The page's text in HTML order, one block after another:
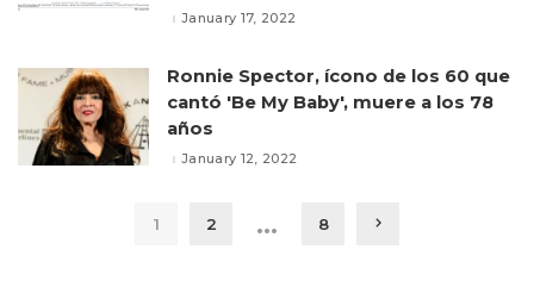
January 17, 2022
Ronnie Spector, ícono de los 60 que
cantó 'Be My Baby', muere a los 78
años
January 12, 2022
1 2 … 8